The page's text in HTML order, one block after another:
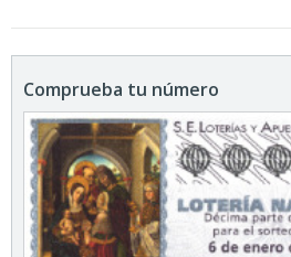
Comprueba tu número